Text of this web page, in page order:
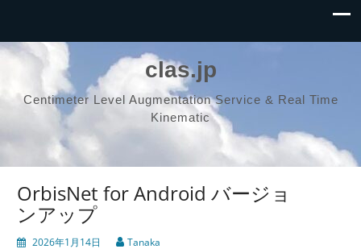
clas.jp
Centimeter Level Augmentation Service & Real Time
Kinematic
OrbisNet for Android バージョ
ンアップ
2026年1月14日 Tanaka